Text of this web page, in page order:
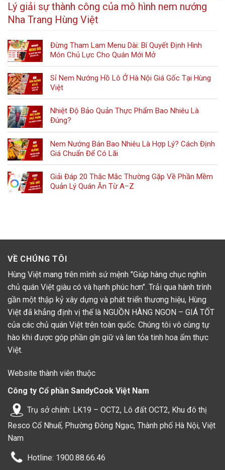
Lý giải sự thành công của mô hình nem nướng
Nha Trang Hùng Việt
Đừng Tham Lam Menu Dài: Bí Quyết Định Hình
Món Chủ Lực Cho Quán Mới Mở
Sỉ Nem Nướng Hồ Lô Ở Hà Nội Giá Gốc Tại Hùng
Việt
Nhiệt Độ Bảo Quản Thực Phẩm Bao Nhiêu Là
Đúng?
Nem Nướng Bán Bao Nhiêu Là Hợp Lý? Cách Định
Giá Chuẩn Để Có Lãi
Giải Đáp 20 Thắc Mắc Thường Gặp Về Phần Mềm
Quản Lý Quán Ăn Từ A–Z
VỀ CHÚNG TÔI
Hùng Việt mang trên mình sứ mệnh "Giúp hàng chục nghìn
chủ quán Việt giàu có và hạnh phúc hơn". Trải qua hành trình
gần một thập kỷ xây dựng và phát triển thương hiệu, Hùng
Việt đã khẳng định vị thế là NGUỒN HÀNG NGON – GIÁ TỐT
của các chủ quán Việt trên toàn quốc. Chúng tôi vô cùng tự
hào khi được góp phần gìn giữ và lan tỏa tinh hoa ẩm thực
Việt.
Website thành viên thuộc
Công ty Cổ phần SandyCook Việt Nam
Trụ sở chính: LK19 – OCT2, Lô đất OCT2, Khu đô thị
Resco Cổ Nhuế, Phường Đông Ngạc, Thành phố Hà Nội, Việt
Nam
Hotline: 1900.88.66.46